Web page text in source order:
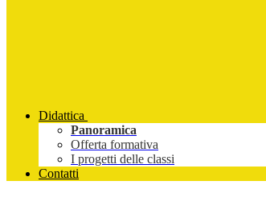
Didattica
Panoramica
Offerta formativa
I progetti delle classi
Contatti